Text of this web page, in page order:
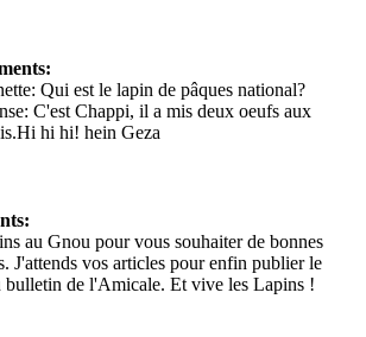
Qui est le lapin de pâques national?
C'est Chappi, il a mis deux oeufs aux
hi hi! hein Geza
au Gnou pour vous souhaiter de bonnes
J'attends vos articles pour enfin publier le
bulletin de l'Amicale. Et vive les Lapins !